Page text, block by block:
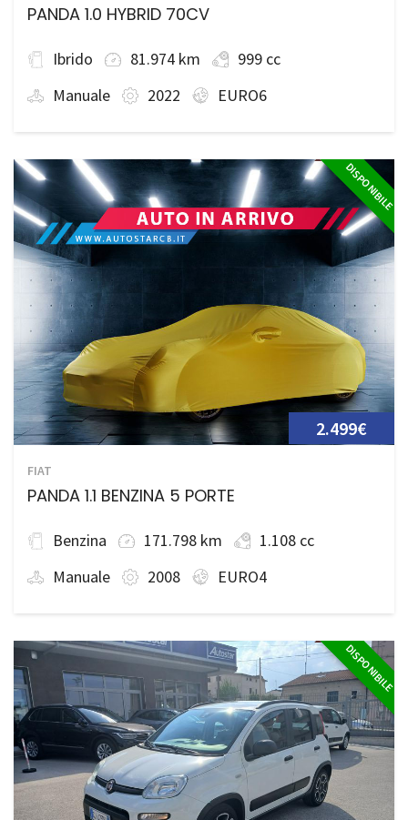
PANDA 1.0 HYBRID 70CV
Ibrido 81.974 km
999 cc
Manuale
2022 EURO6
DISPONIBILE
2.499€
FIAT
PANDA 1.1 BENZINA 5 PORTE
Benzina 171.798 km
1.108 cc
Manuale
2008 EURO4
DISPONIBILE